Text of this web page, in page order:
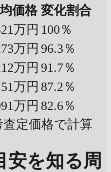
価格 変化割合
万円 100％
万円 96.3％
万円 91.7％
万円 87.2％
万円 82.6％
定価格で計算
安を知る周